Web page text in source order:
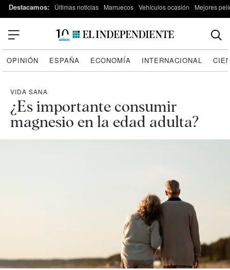
Destacamos: Últimas noticias Marruecos Vehículos ocasión Mejores
OPINIÓN ESPAÑA ECONOMÍA INTERNACIONAL
VIDA SANA
¿Es importante consumir
magnesio en la edad adulta?